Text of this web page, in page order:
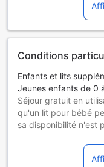
Conditions
Enfants et lits
Jeunes enfants de 0
Séjour gratuit en
qu'un lit pour bébé
sa disponibilité n'est
Séjour gratuit en
Les hôtes de 13 ans